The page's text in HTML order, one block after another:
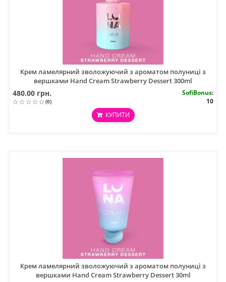
Крем ламелярний зволожуючий з ароматом полуниці з
вершками Hand Cream Strawberry Dessert 300ml
480.00 грн.
(0)
SofiBonus:
10
КУПИТИ
Крем ламелярний зволожуючий з ароматом полуниці з
вершками Hand Cream Strawberry Dessert 30ml